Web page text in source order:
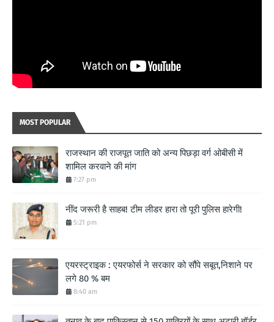
MOST POPULAR
राजस्थान की राजपूत जाति को अन्य पिछड़ा वर्ग ओबीसी में
शामिल करवाने की मांग
7:27 pm
नींद जरूरी है साहब! टीम लीडर हारा तो पूरी पुलिस हारेगी!
5:21 pm
एयरस्ट्राइक : एयरफोर्स ने सरकार को सौंपे सबूत,निशाने पर
लगे 80 % बम
8:40 am